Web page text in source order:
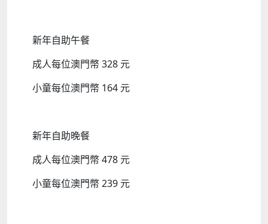
新年自助午餐
成人每位澳門幣 328 元
小童每位澳門幣 164 元
新年自助晚餐
成人每位澳門幣 478 元
小童每位澳門幣 239 元